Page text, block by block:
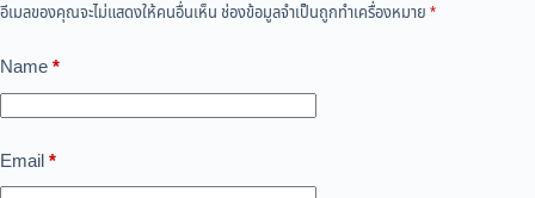
อีเมลของคุณจะไม่แสดงให้คนอื่นเห็น ช่องข้อมูลจำเป็นถูกทำเครื่องหมาย *
Name*
Email*